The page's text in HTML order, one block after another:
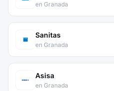
en Granada
Sanitas
en Granada
Asisa
en Granada